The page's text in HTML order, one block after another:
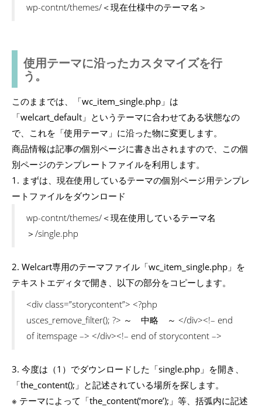
wp-contnt/themes/＜現在仕様中のテーマ名＞
使用テーマに沿ったカスタマイズを行
う。
このままでは、「wc_item_single.php」は
「welcart_default」というテーマに合わせてある状態なの
で、これを「使用テーマ」に沿った物に変更します。
商品情報は記事の個別ページに書き出されますので、この個
別ページのテンプレートファイルを利用します。
1. まずは、現在使用しているテーマの個別ページ用テンプレ
ートファイルをダウンロード
wp-contnt/themes/＜現在使用しているテーマ名
＞/single.php
2. Welcart専用のテーマファイル「wc_item_single.php」を
テキストエディタで開き、以下の部分をコピーします。
<div class=”storycontent”> <?php
usces_remove_filter(); ?> ～ 中略 ～ </div><!– end
of itemspage –> </div><!– end of storycontent –>
3. 今度は（1）でダウンロードした「single.php」を開き、
「the_content();」と記述されている場所を探します。
※ テーマによって「the_content(‘more’);」等、括弧内に記述